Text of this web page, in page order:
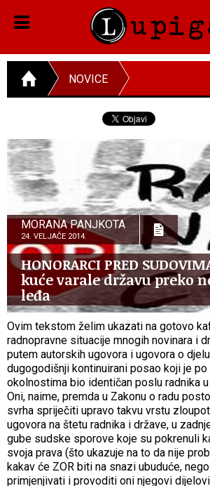
NOVICE
MORANA PANJKOTA
24. VELJAČE 2014.
HONORARCI PRED
kuće varale državu preko
leđa
Ovim tekstom želim ukazati na gotovo
radnopravne situacije mnogih novinara i
putem autorskih ugovora i ugovora o
dugogodišnji kontinuirani posao koji je
okolnostima bio identičan poslu radnika
Oni, naime, premda u Zakonu o radu
svrha spriječiti upravo takvu vrstu
ugovora na štetu radnika i države, u
gube sudske sporove koje su pokrenuli
svoja prava (što ukazuje na to da nije
kakav će ZOR biti na snazi ubuduće,
primjenjivati i provoditi oni njegovi